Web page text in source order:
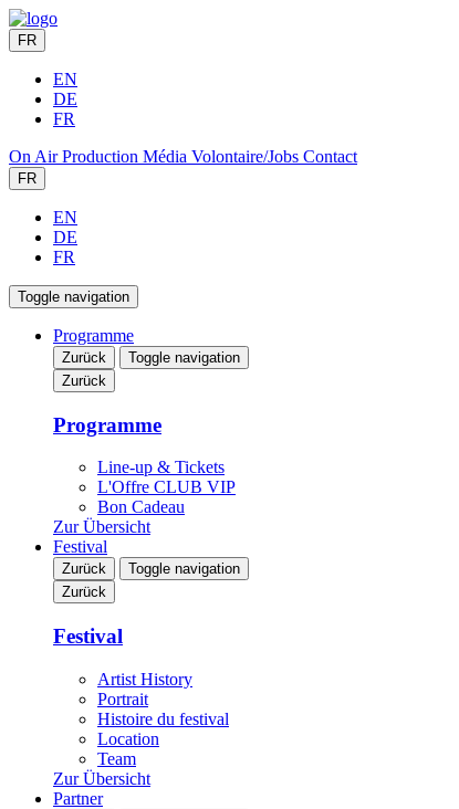
FR
EN
DE
FR
On AirProduction Média Volontaire/Jobs Contact
FR
EN
DE
FR
Toggle navigation
Programme
Zurück
Toggle navigation
Zurück
Programme
Line-up & Tickets
L'Offre CLUB VIP
Bon Cadeau
Zur Übersicht
Festival
Zurück
Toggle navigation
Zurück
Festival
Artist History
Portrait
Histoire du festival
Location
Team
Zur Übersicht
Partner